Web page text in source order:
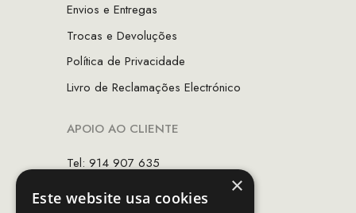
Envios e Entregas
Trocas e Devoluções
Política de Privacidade
Livro de Reclamações Electrónico
APOIO AO CLIENTE
Tel: 914 907 635
×
Este website usa cookies